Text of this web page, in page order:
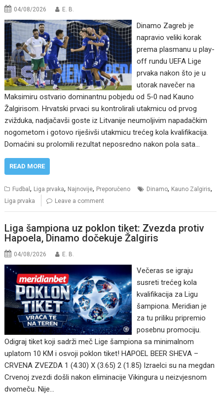
04/08/2026 E. B.
Dinamo Zagreb je
napravio veliki korak
prema plasmanu u play-
off rundu UEFA Lige
prvaka nakon što je u
utorak navečer na
Maksimiru ostvario dominantnu pobjedu od 5-0 nad Kauno
Žalgirisom. Hrvatski prvaci su kontrolirali utakmicu od prvog
zvižduka, nadjačavši goste iz Litvanije neumoljivim napadačkim
nogometom i gotovo riješivši utakmicu trećeg kola kvalifikacija.
Domaćini su prolomili rezultat neposredno nakon pola sata…
READ MORE
Fudbal, Liga prvaka, Najnovije, Preporučeno Dinamo, Kauno Zalgiris,
Liga prvaka Leave a comment
Liga šampiona uz poklon tiket: Zvezda protiv
Hapoela, Dinamo dočekuje Žalgiris
04/08/2026 E. B.
Večeras se igraju
susreti trećeg kola
kvalifikacija za Ligu
šampiona. Meridian je
za tu priliku pripremio
posebnu promociju.
Odigraj tiket koji sadrži meč Lige šampiona sa minimalnom
uplatom 10 KM i osvoji poklon tiket! HAPOEL BEER SHEVA –
CRVENA ZVEZDA 1 (4.30) X (3.65) 2 (1.85) Izraelci su na megdan
Crvenoj zvezdi došli nakon eliminacije Vikingura u neizvjesnom
dvomeču. Nije…